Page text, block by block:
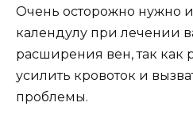
Очень осторожно нужно
календулу при лечении
расширения вен, так как
усилить кровоток и
проблемы.